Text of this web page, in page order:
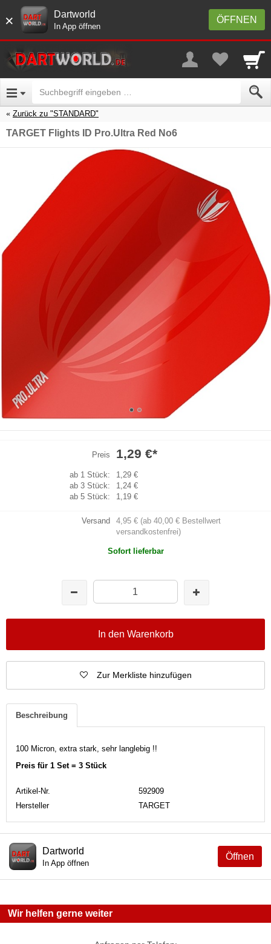
× ÖFFNEN
Dartworld
In App öffnen
Zurück zu "STANDARD"
TARGET Flights ID Pro.Ultra Red No6
Preis 1,29 €*
ab 1 Stück:
1,29 €
ab 3 Stück:
1,24 €
ab 5 Stück:
1,19 €
Versand
4,95 € (ab 40,00 € Bestellwert
versandkostenfrei)
Sofort lieferbar
In den Warenkorb
Zur Merkliste hinzufügen
Beschreibung
100 Micron, extra stark, sehr langlebig !!
Preis für 1 Set = 3 Stück
Artikel-Nr.
592909
Hersteller
TARGET
Öffnen
Dartworld
In App öffnen
Wir helfen gerne weiter